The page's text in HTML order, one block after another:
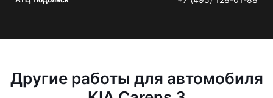
Другие работы для автомобиля